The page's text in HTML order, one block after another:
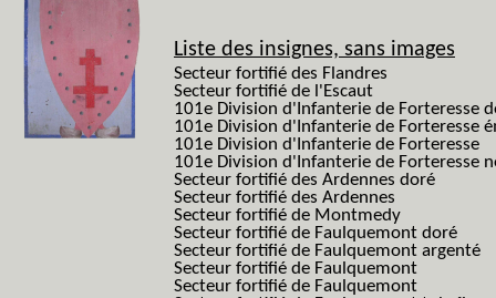
Liste des insignes, sans images
Secteur fortifié des Flandres
Secteur fortifié de l'Escaut
101e Division d'Infanterie de Forteresse
101e Division d'Infanterie de Forteresse
101e Division d'Infanterie de Forteresse
101e Division d'Infanterie de Forteresse
Secteur fortifié des Ardennes doré
Secteur fortifié des Ardennes
Secteur fortifié de Montmedy
Secteur fortifié de Faulquemont doré
Secteur fortifié de Faulquemont argenté
Secteur fortifié de Faulquemont
Secteur fortifié de Faulquemont